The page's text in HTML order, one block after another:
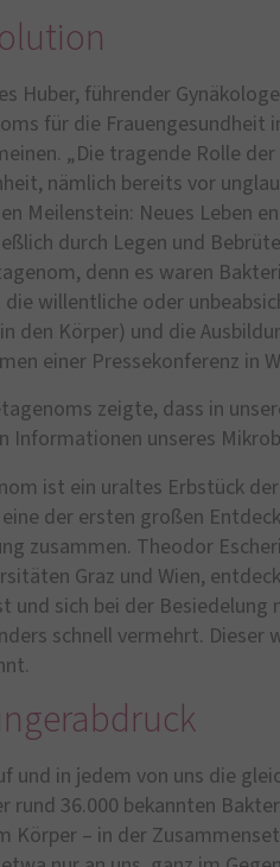
Huber, führender
für die Frauengesundheit
„Die tragende Rolle
nämlich bereits vor
Meilenstein: Neues Leben
durch Legen und
denn es waren
willentliche oder
den Körper) und die
einer Pressekonferenz in
zeigte, dass in
Informationen unseres
ist ein uraltes Erbstück
der ersten großen
zusammen. Theodor
Graz und Wien,
und sich bei der
schnell vermehrt. Dieser
und in jedem von uns die
rund 36.000 bekannten
Körper – in der